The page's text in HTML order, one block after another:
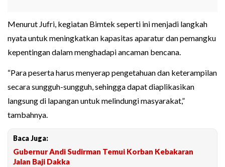
Menurut Jufri, kegiatan Bimtek seperti ini menjadi langkah
nyata untuk meningkatkan kapasitas aparatur dan pemangku
kepentingan dalam menghadapi ancaman bencana.
“Para peserta harus menyerap pengetahuan dan keterampilan
secara sungguh-sungguh, sehingga dapat diaplikasikan
langsung di lapangan untuk melindungi masyarakat,”
tambahnya.
Baca Juga:
Gubernur Andi Sudirman Temui Korban Kebakaran
Jalan Baji Dakka